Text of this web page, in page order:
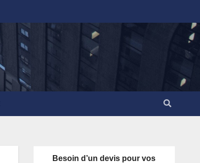
Besoin d’un devis pour vos